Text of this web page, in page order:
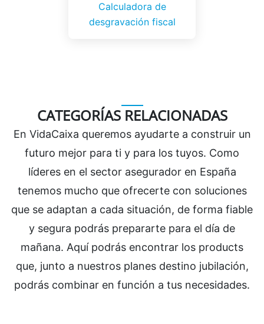
Calculadora de
desgravación fiscal
CATEGORÍAS RELACIONADAS
En VidaCaixa queremos ayudarte a construir un
futuro mejor para ti y para los tuyos. Como
líderes en el sector asegurador en España
tenemos mucho que ofrecerte con soluciones
que se adaptan a cada situación, de forma fiable
y segura podrás prepararte para el día de
mañana. Aquí podrás encontrar los products
que, junto a nuestros planes destino jubilación,
podrás combinar en función a tus necesidades.